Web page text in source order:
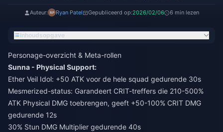
Auteur: Ryan Patel Gepubliceerd op:2026/02/06 6 min lezen
Inhoudsopgave
Personage-overzicht & Meta-rollen
Sunna - Physical Support:
Ether Veil Idol: +50 ATK voor de hele squad gedurende 30s
Mesmerized-status: Garandeert CRIT-treffers die 210-500%
ATK Physical DMG toebrengen, geeft +50-100% CRIT DMG
gedurende 12s
30% Stun DMG Multiplier gedurende 40s